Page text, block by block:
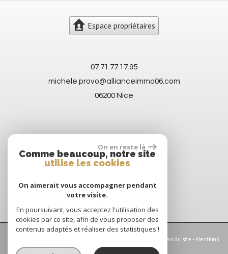
Espace propriétaires
07.71.77.17.95
michele.provo@allianceimmo06.com
06200Nice
Plan du site - Mentions
légales-Nos honoraires-Partenaires -Admin
On en reste là
Comme beaucoup, notre site
utilise les cookies
On aimerait vous accompagner pendant
votre visite.
En poursuivant, vous acceptez l'utilisation des
cookies par ce site, afin de vous proposer des
contenus adaptés et réaliser des statistiques !